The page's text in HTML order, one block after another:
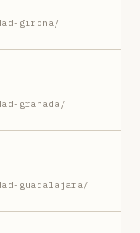
girona/
granada/
guadalajara/